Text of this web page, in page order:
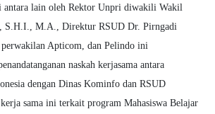
antara lain oleh Rektor Unpri diwakili Wakil
S.H.I., M.A., Direktur RSUD Dr. Pirngadi
Apticom, dan Pelindo ini
naskah kerjasama antara
dengan Dinas Kominfo dan RSUD
sama ini terkait program Mahasiswa Belajar